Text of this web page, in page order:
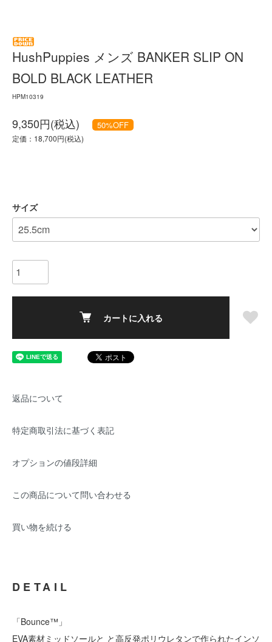
HushPuppies メンズ BANKER SLIP ON
BOLD BLACK LEATHER
HPM10319
9,350円(税込) 50%OFF
定価：18,700円(税込)
サイズ
カートに入れる
返品について
特定商取引法に基づく表記
オプションの値段詳細
この商品について問い合わせる
買い物を続ける
DETAIL
「Bounce™」
EVA素材ミッドソールと と高反発ポリウレタンで作られたインソ